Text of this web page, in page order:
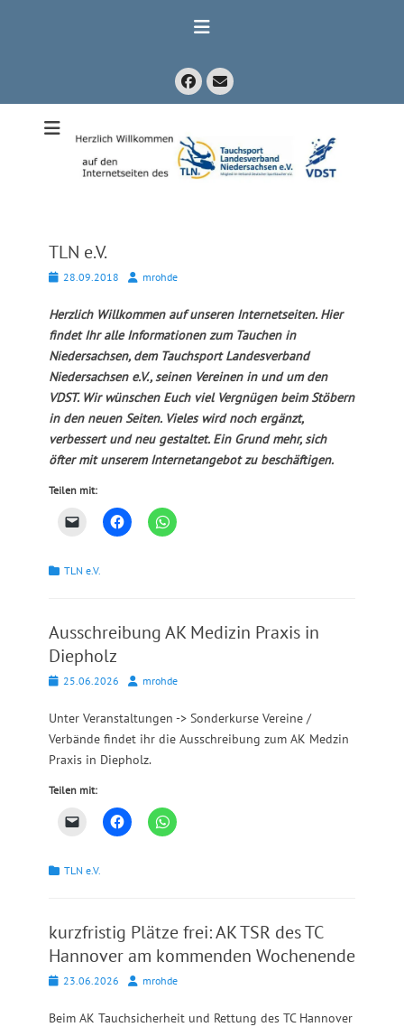
Facebook
E-
Mail
Tauchsport
Landesverband
TLN e.V.
Posted28.09.2018 Autormrohde
Herzlich Willkommen auf unseren Internetseiten. Hier
findet Ihr alle Informationen zum Tauchen in
Niedersachsen, dem Tauchsport Landesverband
Niedersachsen e.V., seinen Vereinen in und um den
VDST. Wir wünschen Euch viel Vergnügen beim Stöbern
in den neuen Seiten. Vieles wird noch ergänzt,
verbessert und neu gestaltet. Ein Grund mehr, sich
öfter mit unserem Internetangebot zu beschäftigen.
Teilen mit:
Kategorien
TLN e.V.
Ausschreibung AK Medizin Praxis in
Diepholz
Posted25.06.2026 Autormrohde
Unter Veranstaltungen -> Sonderkurse Vereine /
Verbände findet ihr die Ausschreibung zum AK Medzin
Praxis in Diepholz.
Teilen mit:
Kategorien
TLN e.V.
kurzfristig Plätze frei: AK TSR des TC
Hannover am kommenden Wochenende
Posted23.06.2026 Autormrohde
Beim AK Tauchsicherheit und Rettung des TC Hannover